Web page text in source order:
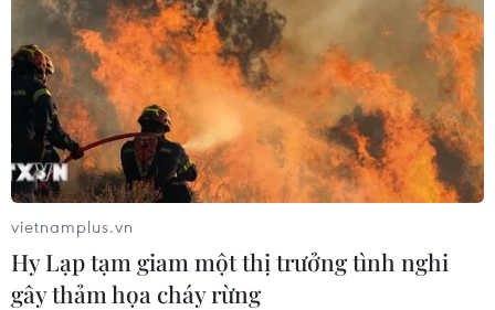
Màn pháo hoa đếm ngược một năm đến
Olympic mùa Hè Tokyo
24/07/2020 14:20
Nhằm động viên tinh thần thể thao của các vận động
viên, tối 24/7, Nhật Bản tổ chức màn trình diễn pháo
hoa, đánh dấu thời điểm đếm ngược đúng một năm
nữa diễn ra sự kiện thể thao lớn nhất toàn cầu.
vietnamplus.vn
Hy Lạp tạm giam một thị trưởng tình nghi
gây thảm họa cháy rừng